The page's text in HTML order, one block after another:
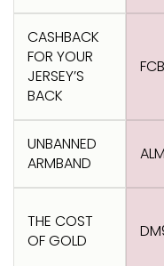
CASHBACK
FOR YOUR
JERSEY’S
BACK
UNBANNED
ARMBAND
THE COST
OF GOLD